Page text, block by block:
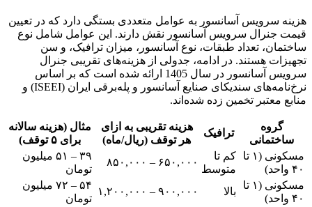
هزینه سرویس آسانسور به عوامل متعددی بستگی دارد که در تعیین
قیمت جنرال سرویس آسانسور نقش دارند. این عوامل شامل نوع
ساختمان، تعداد طبقات، نوع آسانسور، میزان ترافیک، و سن
تجهیزات هستند. در ادامه، جدولی از هزینه‌های تقریبی جنرال
سرویس آسانسور در سال 1405 ارائه شده است که بر اساس
نرخ‌نامه‌های سندیکای صنایع آسانسور و پله‌برقی ایران (ISEEI) و
منابع معتبر تخمین زده شده‌اند.
گروه
ساختمانی
ترافیک
هزینه تقریبی به ازای
هر توقف (ریال/ماه)
مثال (هزینه سالانه
برای ۵ توقف)
مسکونی (۱ تا
۴۰ واحد)
کم تا
متوسط
۶۵۰,۰۰۰ – ۸۵۰,۰۰۰
۳۹ – ۵۱ میلیون
تومان
مسکونی (۱ تا
۴۰ واحد)
بالا ۹۰۰,۰۰۰ – ۱,۲۰۰,۰۰۰
۵۴ – ۷۲ میلیون
تومان